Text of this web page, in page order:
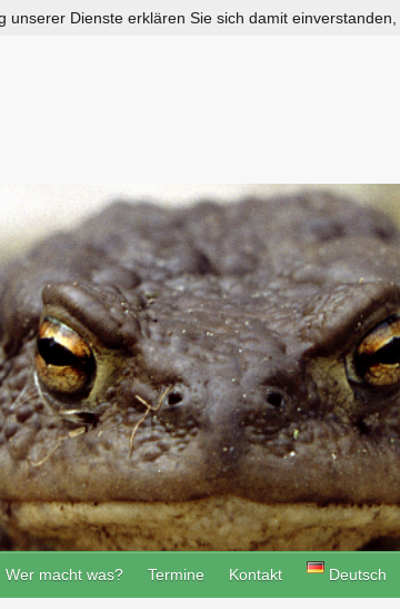
Wer macht was? Termine Kontakt Deutsch
Dienste erklären Sie sich damit einverstanden,